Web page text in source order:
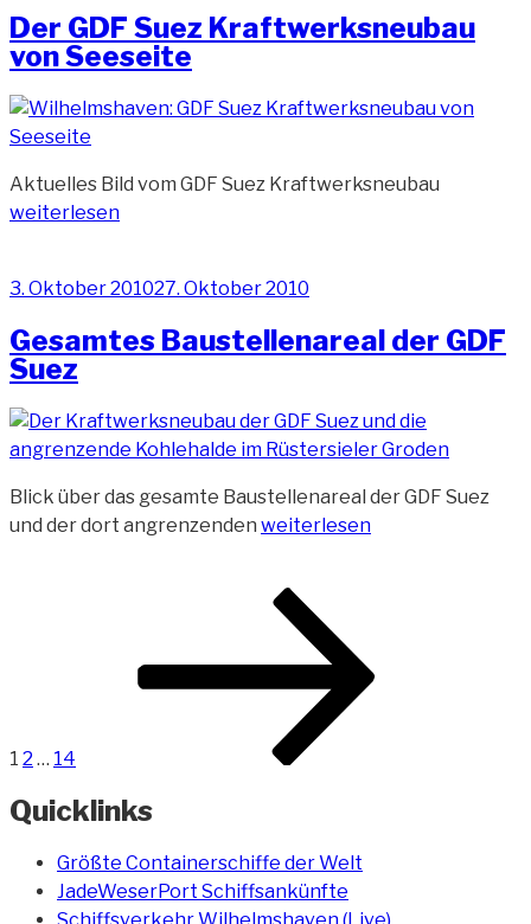
Suez
KW-
Der GDF Suez Kraftwerksneubau
von Seeseite
Aktuelles Bild vom GDF Suez Kraftwerksneubau
Seeseite“
weiterlesen
Veröffentlicht
3. Oktober 201027. Oktober 2010
Gesamtes Baustellenareal der GDF
Suez
Blick über das gesamte Baustellenareal der GDF Suez
und der dort angrenzenden „Gesamtes
GDF
Suez“
weiterlesen
Beitragsnavigation
1 2 … 14
Quicklinks
Größte Containerschiffe der Welt
JadeWeserPort Schiffsankünfte